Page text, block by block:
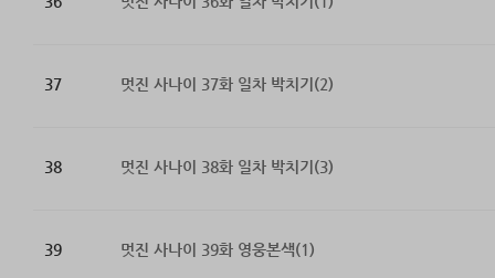
37 멋진 사나이 37화 일차 박치기(2)
38 멋진 사나이 38화 일차 박치기(3)
39 멋진 사나이 39화 영웅본색(1)